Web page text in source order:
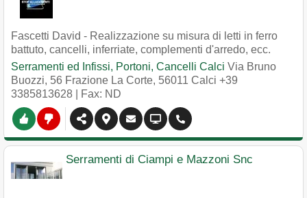
Fascetti David - Realizzazione su misura di letti in ferro
battuto, cancelli, inferriate, complementi d'arredo, ecc.
Serramenti ed Infissi, Portoni, Cancelli Calci Via Bruno
Buozzi, 56 Frazione La Corte, 56011 Calci +39
3385813628 | Fax: ND
Serramenti di Ciampi e Mazzoni Snc